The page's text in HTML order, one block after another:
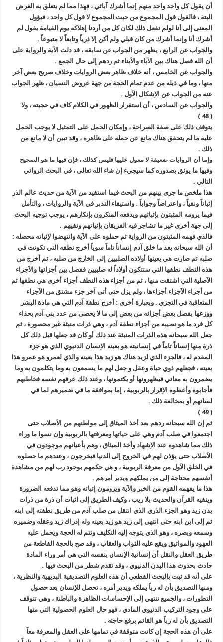
أن يقول كل واحد واحد منهم إنما أشرك آبائي ، فهذا مما لم يتعلق به الغرض
البتة ، فالقول قول المجموع من حيث المجموع لا قول كل واحد ، فيؤول
المعنى إلى أنا لولم نفعل ذلك لكان كل من أردنا إهلاكه يوم القيامة يقول لم
أشرك أنا وإنما أشرك من كان قبلي ولم أكن إلا ذرياً وتابعاً لا متبوعاً .
والجواب عن الرابع ، يظهر من الجواب عن سابقه ، قد دلت الآية والرواية على
أن الله فصل هناك بين الآباء والاَبناء ثم ردهم إلى حال الجمع .
والجواب عن الخامس ، أنه خلاف ظاهر بعض الروايات وخلاف صريح بعض آخر
منها ، وما في ذيله من عدم تمام الحجة من جهة عروض النسيان ، ظهر الجواب
عنه من الجواب عن الاِشكال الاَول .
والجواب عن السادس ، أن استقرار الظهور في الكلام كاف في حجيته ، ولا
( 48 )
يتوقف ذلك على صفة الصراحة ، وإمكان الحمل على التمثيل لا يوجب الحمل
عليه ما لم يتحقق هناك مانع عن حمله على ظاهره ، وقد تبين أن لا مانع من
ذلك .
وإما أن الروايات ضعيفة لا معول عليها فليس كذلك ، فإن فيها ما هو الصحيح
وفيها ما يوثق بصدوره كما سيجيء إن شاء الله تعالى ، في البحث الروائي
التالي .
هذا ملخص ما جرى بينهم من البحث فيما استفيد من الآية من حديث عالم الذر
إثباتاً ونفياً ، واعتراضاً وجواباً . واستيفاء التدبر في الآية والروايات ، والتأمل
فيما يرومه المثبتون بإثباتهم ويدفعه المنكرون بإنكارهم ، يوجب توجيه البحث
إلى جهة أخرى غير ما تشاجر فيه الفريقان بإثباتهم ونفيهم .
فالذي فهمه المثبتون من الرواية ثم حملوه على الآية وانتهضوا لاِثباته محصله :
أن الله سبحانه بعد ما خلق آدم إنساناً تاماً سوياً أخرج نطفه التي تكونت في
صلبه ثم صارت هي بعينها أولاده الصلبيين إلى الخارج من صلبه ، ثم أخرج من
هذه النطف نطفها التي ستتكون أولاداً له صلبيين ففصل بين أجزائها والاَجزاء
الاَصلية التي اشتقت منها ، ثم من أجزاء هذه النطف أجزاء أخرى هي نطفها ثم
من أجزاء الاَجزاء أجزاءها ، ولم يزل حتى أتى آخر جزء مشتق من الاَجزاء
المتعاقبة في التجزي . وبعبارة أخرى : أخرج نطفة آدم التي هي مادة البشر
ووزعها بفصل بعض أجزائه من بعض إلى ما لا يحصى من عدد بني آدم بحذاء
كل فرد ما هو نصيبه من أجزاء نطفة آدم ، وهي ذرات منبثة غير محصورة ، ثم
جعل الله سبحانه هذه الذرات المنبثة عند ذلك أو كان قد جعلها قبل ذلك كل
ذرة منها إنساناً تاماً في إنسانيته هو بعينه الاِنسان الدنيوي الذي هو جزء
المقدم له ، فالجزء الذي لزيد هناك هو زيد هذا بعينه والذي لعمرو هو عمرو هذا
بعينه ، فجعلهم ذوي حياة وعقل و جعل لهم ما يسمعون به وما يتكلمون به وما
يضمرون به معاني فيظهرونها أو يكتمونها ، وعند ذلك عرفهم نفسه فخاطبهم
فأجابوه وأعطوه الاِقرار بالربوبية ، إما بموافقة ما في ضميرهم لما في
لسانهم أو بمخالفة ذلك .
( 49 )
ثم إن الله سبحانه ردهم بعد أخذ الميثاق إلى مواطنهم من الاَصلاب حتى
اجتمعوا في صلب آدم وهي على حياتها ومعرفتها بالربوبية وإن نسوا ما وراء
ذلك مما شاهدوه عند الاِشهاد وأخذ الميثاق ، وهم بأعيانهم موجودون في
الاَصلاب حتى يؤذن لهم في الخروج إلى الدنيا فيخرجون ، وعندهم ما حصلوه
في الخلق الاَول من معرفة الربوبية ، و هي حكمهم بوجود رب لهم من مشاهدة
أنفسهم محتاجة إلى من يملكهم ويدبر أمرهم .
هذا ما يفهمه القوم من الخبر والآية ويرومون إثباته وهو مما تدفعه الضرورة
وينفيه القرآن والحديث بلا ريب ، وكيف الطريق إلى اثبات أن ذرة من ذرات
بدن زيد وهو الجزء الذري الذي انتقل من صلب آدم من طريق نطفته إلى ابنه
ثم إلى ابن ابنه حتى انتهى إلى زيد هو زيد بعينه وله إدراك زيد وعقله وضميره
وسمعه وبصره ، وهو الذي يتوجه إليه التكليف وتتم له الحجة ويحمل عليه
العهود والمواثيق ويقع عليه الثواب والعقاب ، وقد صح بالحجة القاطعة من
طريق العقل والنقل أن إنسانية الاِنسان بنفسه التي هي أمر وراء المادة
حادث بحدوث هذا البدن الدنيوي ، وقد تقدم شطر من البحث فيها .
على أنه قد ثبت بالبحث القطعي أن هذه العلوم التصديقية البديهية والنظرية ،
ومنها التصديق بأن له رباً يملكه ويدبر أمره ، تحصل للاِنسان بعد حصول
التطورات ، والجميع تنتهي إلى الاِحساسات الظاهرة والباطنة ، وهي تتوقف
على وجود التركيب الدنيوي المادي ، فهو حال العلوم الحصولية التي منها
التصديق بأن له رباً هو القائم برفع حاجته .
على أن هذه الحجة إن كانت متوقفة في تمامها على العقل والمعرفة معاً